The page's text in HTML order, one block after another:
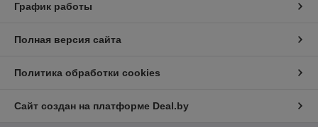
График работы
Полная версия сайта
Политика обработки cookies
Сайт создан на платформе Deal.by